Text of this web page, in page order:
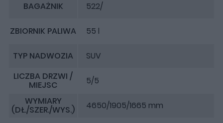
BAGAŻNIK 522/
ZBIORNIK PALIWA 55 l
TYP NADWOZIA
SUV
LICZBA DRZWI /
MIEJSC
5/5
WYMIARY
(DŁ./SZER./WYS.) 4650/1905/1665 mm